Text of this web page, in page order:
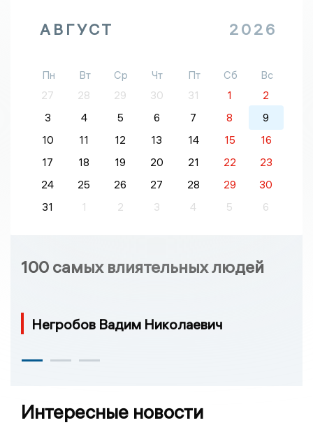
АВГУСТ 2026
Пн Вт Ср Чт Пт Сб
Вс
27
28 29 30 31 1
2
3
4 5 6 7 8
9
10
11 12 13 14 15
16
17
18 19 20 21 22
23
24
25 26 27 28 29
30
31
1 2 3 4 5 6
100 самых влиятельных людей
Негробов Вадим Николаевич
Интересные новости